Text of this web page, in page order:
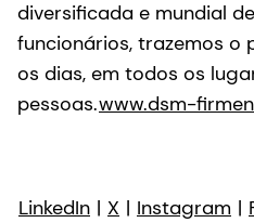
diversificada e mundial
funcionários, trazemos o
os dias, em todos os
pessoas.www.dsm-
LinkedIn | X | Instagram |